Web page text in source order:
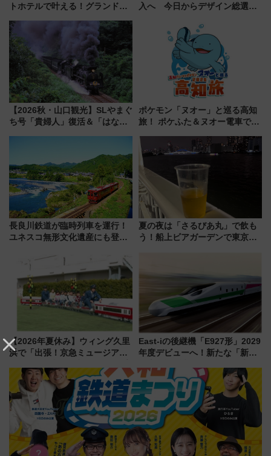
トホテルで叶える！グランドプ
ディング＆カジュアルパーティ
ープラン
入へ 今日からデザイン総選挙
【2026秋・山口観光】SLやまぐ
ち号「貴婦人」復活＆「はなあ
ポケモン「ヌオー」と巡る高知
旅！ ポケふた＆ヌオー電車で楽
路の絶景と絶品グルメを満喫！
（7月18日スタート）
長良川鉄道が臨時列車を運行！
ユネスコ無形文化遺産にも登録
に 乗車には予約が必要
夏の夜は「さるびあ丸」で飲も
う！船上ビアガーデンで東京湾
ルメが美味い
【2026年夏休み】ウィング久里
浜で「出張！京急ミュージア
ラリーや子ども制服撮影も
East-iの後継機「E927形」2029
年度デビューへ！新たな「新幹
説【JR東日本】